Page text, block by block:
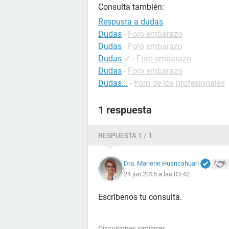
Consulta también:
Respusta a dudas
Dudas - Foro embarazo
Dudas - Foro embarazo
Dudas ✓ - Foro embarazo
Dudas - Foro embarazo
Dudas... - Foro de los profesionales
1 respuesta
RESPUESTA 1 / 1
Dra. Marlene Huancahuari
24 jun 2015 a las 03:42
Escribenos tu consulta.